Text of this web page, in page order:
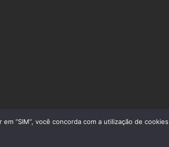
“SIM”, você concorda com a utilização de